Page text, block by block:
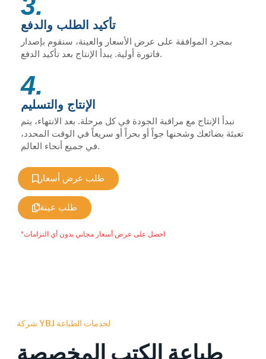
تأكيد الطلب والدفع
بمجرد الموافقة على عرض الأسعار والعينة، سنقوم بإصدار
فاتورة أولية. يبدأ الإنتاج بعد تأكيد الدفع.
4.
الإنتاج والتسليم
نبدأ الإنتاج مع مراقبة الجودة في كل مرحلة. بعد الانتهاء، يتم
تعبئة بضائعك وشحنها جواً أو بحراً أو سريعاً في الوقت المحدد،
في جميع أنحاء العالم.
طلب عرض أسعار
طلب عينة
*احصل على عرض أسعار مجاني بدون أي التزامات
شركة YBJ لخدمات الطباعة
طباعة الكتب المخصصة